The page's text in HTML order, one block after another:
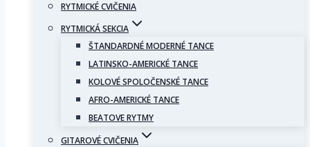
RYTMICKÉ CVIČENIA
RYTMICKÁ SEKCIA
ŠTANDARDNÉ MODERNÉ TANCE
LATINSKO-AMERICKÉ TANCE
KOLOVÉ SPOLOČENSKÉ TANCE
AFRO-AMERICKÉ TANCE
BEATOVE RYTMY
GITAROVÉ CVIČENIA